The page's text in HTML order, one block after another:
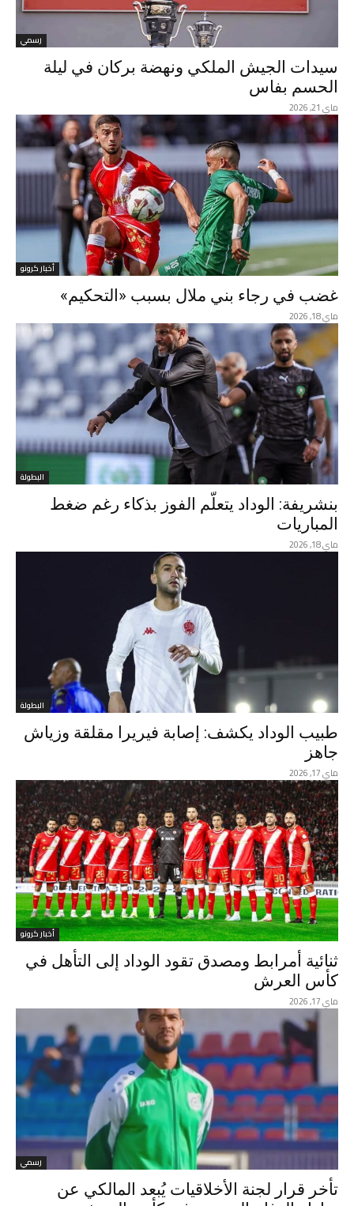
رسمي
سيدات الجيش الملكي ونهضة بركان في ليلة
الحسم بفاس
ماي 21, 2026
أخبار كرونو
غضب في رجاء بني ملال بسبب «التحكيم»
ماي 18, 2026
البطولة
بنشريفة: الوداد يتعلّم الفوز بذكاء رغم ضغط
المباريات
ماي 18, 2026
البطولة
طبيب الوداد يكشف: إصابة فيريرا مقلقة وزياش
جاهز
ماي 17, 2026
أخبار كرونو
ثنائية أمرابط ومصدق تقود الوداد إلى التأهل في
كأس العرش
ماي 17, 2026
رسمي
تأخر قرار لجنة الأخلاقيات يُبعد المالكي عن